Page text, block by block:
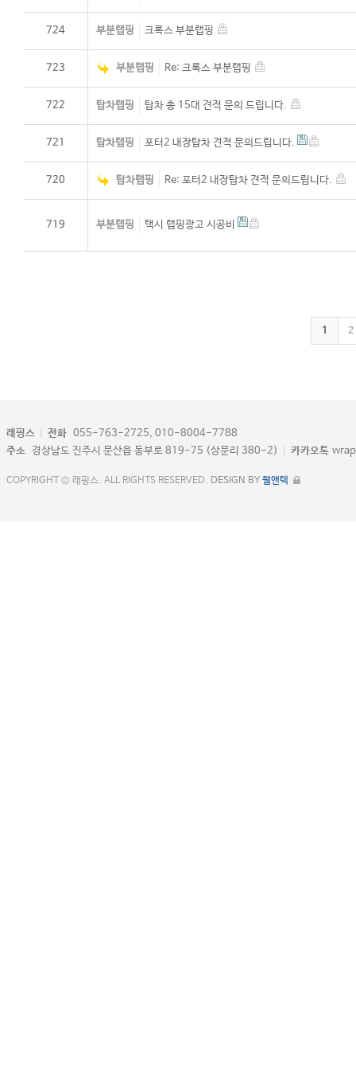
724 부분랩핑 크록스 부분랩핑
723 부분랩핑 Re: 크록스 부분랩핑
722 탑차랩핑 탑차 총 15대 견적 문의 드립니다.
721 탑차랩핑 포터2 내장탑차 견적 문의드립니다.
720 탑차랩핑 Re: 포터2 내장탑차 견적 문의드립니다.
719 부분랩핑 택시 랩핑광고 시공비
1 2
래핑스 전화 055-763-2725, 010-8004-7788
주소 경상남도 진주시 문산읍 동부로 819-75 (상문리 380-2) 카카오톡
COPYRIGHT © 래핑스. ALL RIGHTS RESERVED. DESIGN BY 웹앤텍